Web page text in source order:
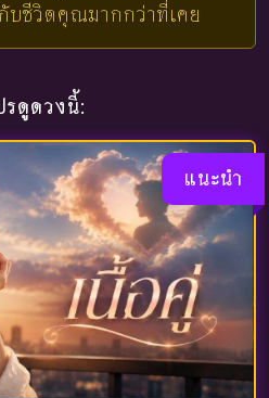
บชีวิตคุณมากกว่าที่เคย
ดูดวงนี้:
แนะนำ